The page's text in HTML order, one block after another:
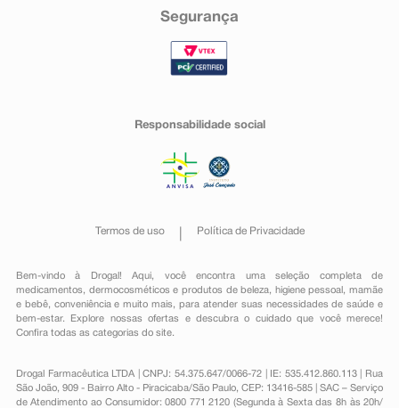
Segurança
Responsabilidade social
Termos de uso Política de Privacidade
Bem-vindo à Drogal! Aqui, você encontra uma seleção completa de
medicamentos , dermocosméticos e produtos de beleza, higiene pessoal ,mamãe
e bebê, conveniênciae muito mais, para atender suas necessidades de saúde e
bem-estar. Explore nossas ofertas e descubra o cuidado que você merece!
Confira todas as categorias do site.
Drogal Farmacêutica LTDA | CNPJ: 54.375.647/0066-72 | IE: 535.412.860.113 | Rua
São João, 909 - Bairro Alto - Piracicaba/São Paulo, CEP: 13416-585 | SAC – Serviço
de Atendimento ao Consumidor: 0800 771 2120 (Segunda à Sexta das 8h às 20h/